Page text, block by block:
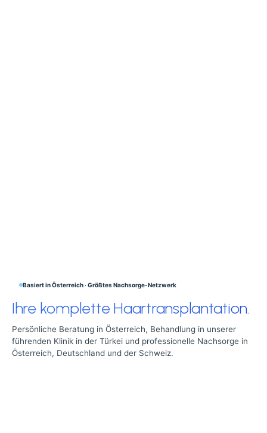
Basiert in Österreich · Größtes Nachsorge-Netzwerk
Ihre komplette Haartransplantation.
Persönliche Beratung in Österreich, Behandlung in unserer
führenden Klinik in der Türkei und professionelle Nachsorge in
Österreich, Deutschland und der Schweiz.